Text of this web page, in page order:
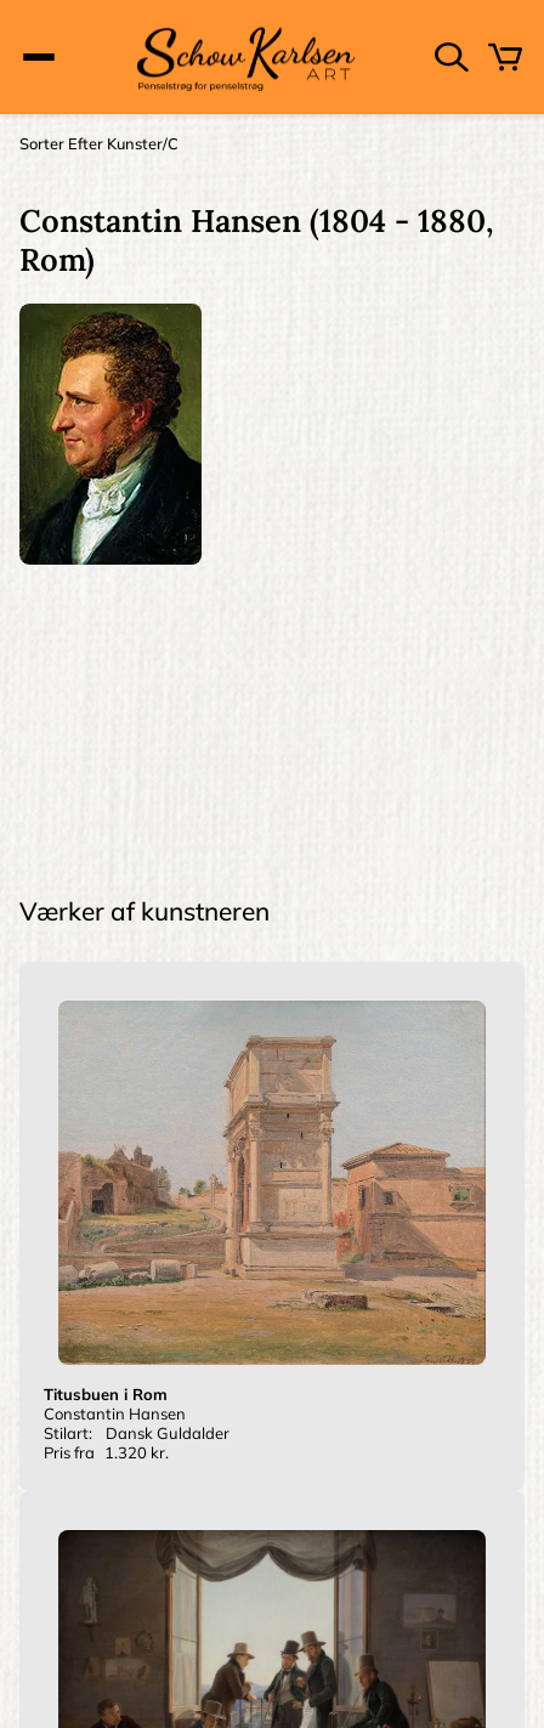
navigation
Brødkrumme
Sorter Efter Kunster C
Constantin Hansen (1804 - 1880,
Rom)
Værker af kunstneren
Titusbuen i Rom
Constantin Hansen
Stilart:
Dansk Guldalder
Pris fra
1.320 kr.